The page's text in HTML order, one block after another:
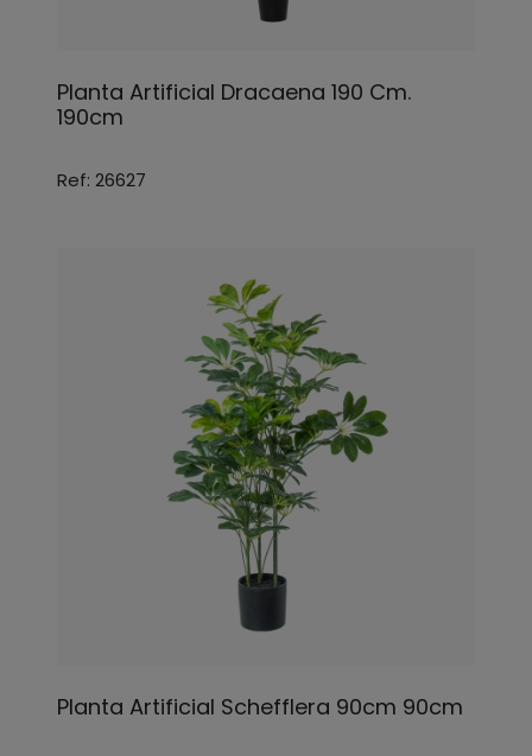
Planta Artificial Dracaena 190 Cm.
190cm
Ref: 26627
Planta Artificial Schefflera 90cm 90cm